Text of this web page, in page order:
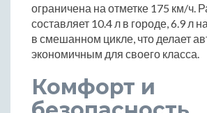
ограничена на отметке 175 км/ч.
составляет 10.4 л в городе, 6.9 л
в смешанном цикле, что делает
экономичным для своего класса.
Комфорт и